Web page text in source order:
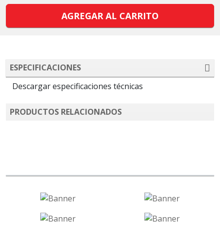
AGREGAR AL CARRITO
ESPECIFICACIONES
Descargar especificaciones técnicas
PRODUCTOS RELACIONADOS